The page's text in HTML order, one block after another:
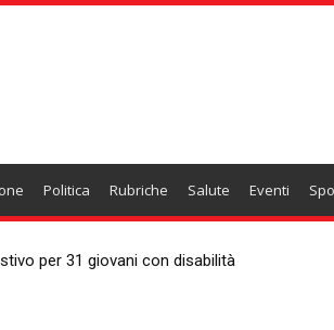
Politica Rubriche Salute Eventi
per 31 giovani con disabilità